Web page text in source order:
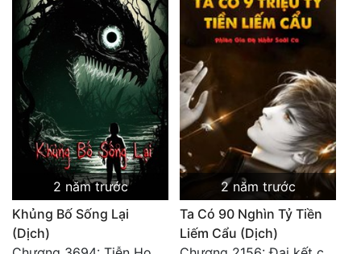
2 năm trước
Khủng Bố Sống Lại
(Dịch)
2 năm trước
Ta Có 90 Nghìn Tỷ Tiền
Liếm Cẩu (Dịch)